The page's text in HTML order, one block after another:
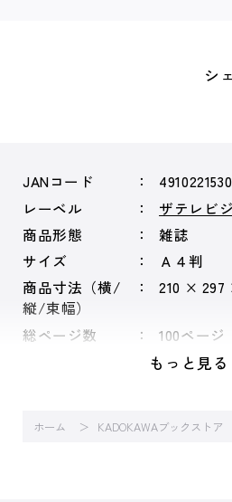
シ
JANコード
レーベル
ザテレビ
商品形態
雑誌
サイズ
Ａ４判
商品寸法（横/
縦/束幅）
210 × 297
総ページ数 100ページ
もっと見る
ホーム KADOKAWAブックストア